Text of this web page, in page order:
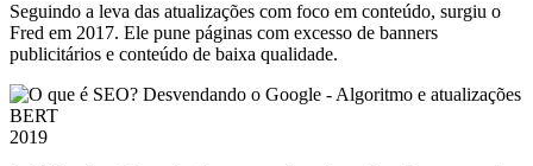
Seguindo a leva das atualizações com foco em conteúdo, surgiu o
Fred em 2017. Ele pune páginas com excesso de banners
publicitários e conteúdo de baixa qualidade.
BERT
2019